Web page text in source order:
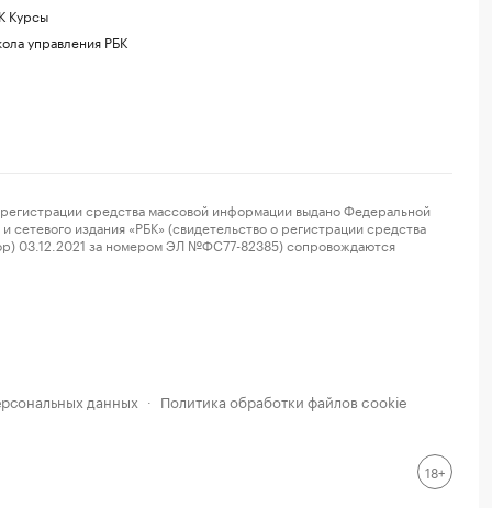
Курсы
управления РБК
средства массовой информации выдано Федеральной
издания «РБК» (свидетельство о регистрации средства
03.12.2021 за номером ЭЛ №ФС77-82385) сопровождаются
данных · Политика обработки файлов cookie
18+